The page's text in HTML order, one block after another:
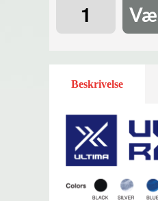
Beskrivelse